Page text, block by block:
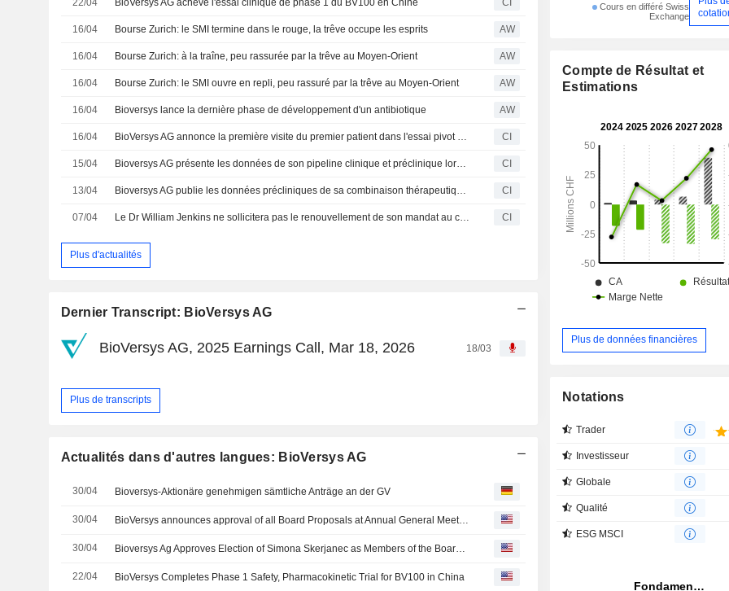
22/04 BioVersys AG achève l'essai clinique de phase 1 du BV100 en Chine CI
16/04 Bourse Zurich: le SMI termine dans le rouge, la trêve occupe les esprits AW
16/04 Bourse Zurich: à la traîne, peu rassurée par la trêve au Moyen-Orient AW
16/04 Bourse Zurich: le SMI ouvre en repli, peu rassuré par la trêve au Moyen-Orient AW
16/04 Bioversys lance la dernière phase de développement d'un antibiotique AW
16/04 BioVersys AG annonce la première visite du premier patient dans l'essai pivot de Phase 3 RIV-TARGET évaluant le BV100 dans la HABP/VABP CI
15/04 Bioversys AG présente les données de son pipeline clinique et préclinique lors de l'ESCMID Global 2026 CI
13/04 Bioversys AG publie les données précliniques de sa combinaison thérapeutique AlpE dans Nature Communications CI
07/04 Le Dr William Jenkins ne sollicitera pas le renouvellement de son mandat au conseil d'administration de BioVersys AG CI
Plus d'actualités
Dernier Transcript: BioVersys AG
BioVersys AG, 2025 Earnings Call, Mar 18, 2026 18/03
Plus de transcripts
Actualités dans d'autres langues: BioVersys AG
30/04 Bioversys-Aktionäre genehmigen sämtliche Anträge an der GV
30/04
30/04
22/04 BioVersys Completes Phase 1 Safety, Pharmacokinetic Trial for BV100 in China
Cours en différé Swiss
Exchange
Compte de Résultat et
Estimations
Plus de données financières
Notations
Trader
Investisseur
Globale
Qualité
ESG MSCI